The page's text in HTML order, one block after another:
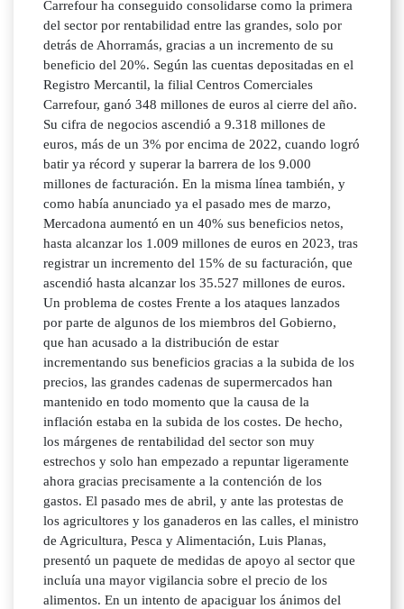
Carrefour ha conseguido consolidarse como la primera
del sector por rentabilidad entre las grandes, solo por
detrás de Ahorramás, gracias a un incremento de su
beneficio del 20%. Según las cuentas depositadas en el
Registro Mercantil, la filial Centros Comerciales
Carrefour, ganó 348 millones de euros al cierre del año.
Su cifra de negocios ascendió a 9.318 millones de
euros, más de un 3% por encima de 2022, cuando logró
batir ya récord y superar la barrera de los 9.000
millones de facturación. En la misma línea también, y
como había anunciado ya el pasado mes de marzo,
Mercadona aumentó en un 40% sus beneficios netos,
hasta alcanzar los 1.009 millones de euros en 2023, tras
registrar un incremento del 15% de su facturación, que
ascendió hasta alcanzar los 35.527 millones de euros.
Un problema de costes Frente a los ataques lanzados
por parte de algunos de los miembros del Gobierno,
que han acusado a la distribución de estar
incrementando sus beneficios gracias a la subida de los
precios, las grandes cadenas de supermercados han
mantenido en todo momento que la causa de la
inflación estaba en la subida de los costes. De hecho,
los márgenes de rentabilidad del sector son muy
estrechos y solo han empezado a repuntar ligeramente
ahora gracias precisamente a la contención de los
gastos. El pasado mes de abril, y ante las protestas de
los agricultores y los ganaderos en las calles, el ministro
de Agricultura, Pesca y Alimentación, Luis Planas,
presentó un paquete de medidas de apoyo al sector que
incluía una mayor vigilancia sobre el precio de los
alimentos. En un intento de apaciguar los ánimos del